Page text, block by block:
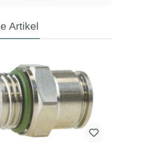
Artikel